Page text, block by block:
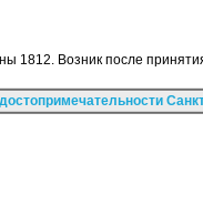
1812. Возник после